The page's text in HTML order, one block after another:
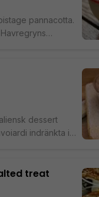
pannacotta.
dessert
indränkta i
treat